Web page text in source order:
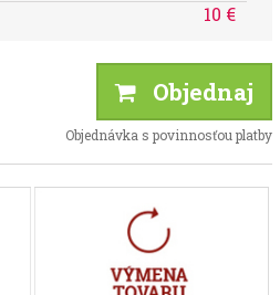
10 €
Objednaj
Objednávka s povinnosťou platby